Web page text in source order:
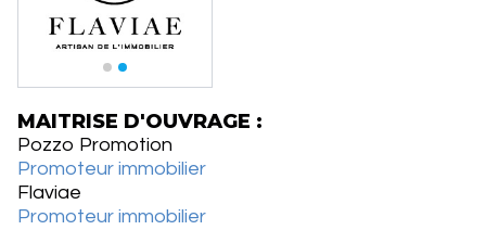
MAITRISE D'OUVRAGE :
Pozzo Promotion
Promoteur immobilier
Flaviae
Promoteur immobilier